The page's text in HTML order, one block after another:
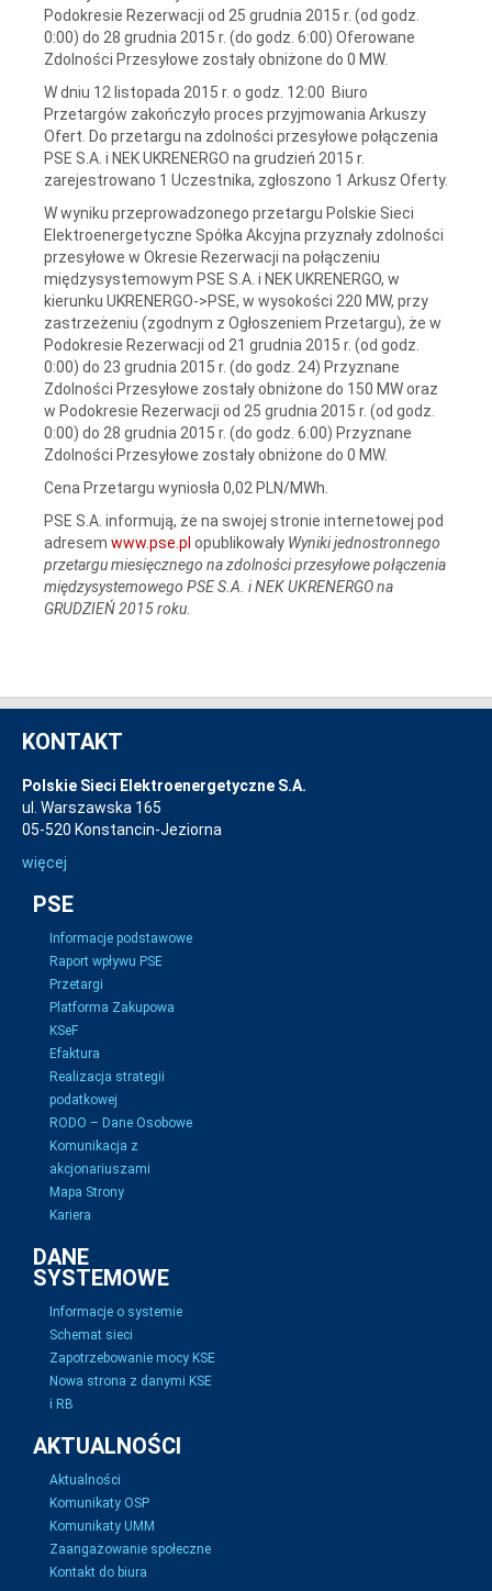
Podokresie Rezerwacji od 25 grudnia 2015 r. (od godz.
0:00) do 28 grudnia 2015 r. (do godz. 6:00) Oferowane
Zdolności Przesyłowe zostały obniżone do 0 MW.
W dniu 12 listopada 2015 r. o godz. 12:00 Biuro
Przetargów zakończyło proces przyjmowania Arkuszy
Ofert. Do przetargu na zdolności przesyłowe połączenia
PSE S.A. i NEK UKRENERGO na grudzień 2015 r.
zarejestrowano 1 Uczestnika, zgłoszono 1 Arkusz Oferty.
W wyniku przeprowadzonego przetargu Polskie Sieci
Elektroenergetyczne Spółka Akcyjna przyznały zdolności
przesyłowe w Okresie Rezerwacji na połączeniu
międzysystemowym PSE S.A. i NEK UKRENERGO, w
kierunku UKRENERGO->PSE, w wysokości 220 MW, przy
zastrzeżeniu (zgodnym z Ogłoszeniem Przetargu), że w
Podokresie Rezerwacji od 21 grudnia 2015 r. (od godz.
0:00) do 23 grudnia 2015 r. (do godz. 24) Przyznane
Zdolności Przesyłowe zostały obniżone do 150 MW oraz
w Podokresie Rezerwacji od 25 grudnia 2015 r. (od godz.
0:00) do 28 grudnia 2015 r. (do godz. 6:00) Przyznane
Zdolności Przesyłowe zostały obniżone do 0 MW.
Cena Przetargu wyniosła 0,02 PLN/MWh.
PSE S.A. informują, że na swojej stronie internetowej pod
adresem www.pse.pl opublikowały Wyniki jednostronnego
przetargu miesięcznego na zdolności przesyłowe połączenia
międzysystemowego PSE S.A. i NEK UKRENERGO na
GRUDZIEŃ 2015 roku
KONTAKT
Polskie Sieci Elektroenergetyczne S.A.
ul. Warszawska 165
05-520 Konstancin-Jeziorna
więcej
PSE
Informacje podstawowe
Raport wpływu PSE
Przetargi
Platforma Zakupowa
KSeF
Efaktura
Realizacja strategii
podatkowej
RODO – Dane Osobowe
Komunikacja z
akcjonariuszami
Mapa Strony
Kariera
DANE
SYSTEMOWE
Informacje o systemie
Schemat sieci
Zapotrzebowanie mocy KSE
Nowa strona z danymi KSE
i RB
AKTUALNOŚCI
Aktualności
Komunikaty OSP
Komunikaty UMM
Zaangażowanie społeczne
Kontakt do biura